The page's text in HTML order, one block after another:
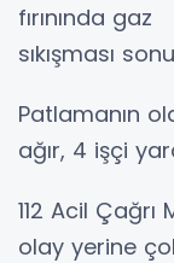
fırınında gaz
sıkışması
Patlamanın
ağır, 4 işçi
112 Acil
olay yerine